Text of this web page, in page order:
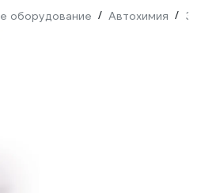
оборудование / Автохимия /